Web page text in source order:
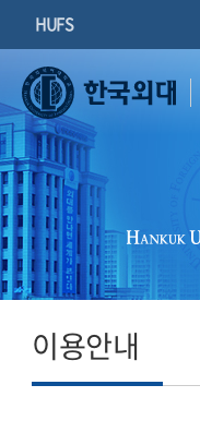
HUFS
이용안내